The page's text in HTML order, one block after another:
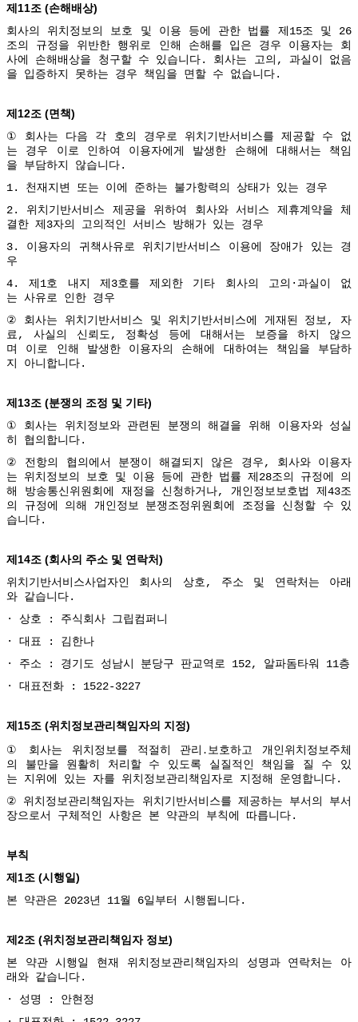
제 11조 (손해배상)
회사의 위치정보의 보호 및 이용 등에 관한 법률 제 15조 및 26
조의 규정을 위반한 행위로 인해 손해를 입은 경우 이용자는
회
사에
손해배상을 청구할 수 있습니다 . 회사는 고의 , 과실이
없음
을
입증하지 못하는 경우 책임을 면할 수 없습니다 .
제 12조 (면책)
① 회사는 다음 각 호의 경우로 위치기반서비스를 제공할 수
없
는
경우 이로 인하여 이용자에게 발생한 손해에 대해서는
책임
을
부담하지 않습니다 .
1. 천재지변 또는 이에 준하는 불가항력의 상태가 있는 경우
2. 위치기반서비스 제공을 위하여 회사와 서비스 제휴계약을
체
결한 제 3자의 고의적인 서비스 방해가 있는 경우
3. 이용자의 귀책사유로 위치기반서비스 이용에 장애가 있는
경
우
4.제 1호 내지 제 3호를 제외한 기타 회사의 고의 · 과실이
없
는 사유로 인한 경우
②
회사는 위치기반서비스 및 위치기반서비스에 게재된 정보 , 자
료 , 사실의 신뢰도 , 정확성 등에 대해서는 보증을 하지
않으
며
이로 인해 발생한 이용자의 손해에 대하여는 책임을
부담하
지
아니합니다 .
제 13조 (분쟁의 조정 및 기타)
① 회사는 위치정보와 관련된 분쟁의 해결을 위해 이용자와
성실
히
협의합니다 .
② 전항의 협의에서 분쟁이 해결되지 않은 경우 , 회사와
이용자
는
위치정보의 보호 및 이용 등에 관한 법률 제 28조의 규정에
의
해
방송통신위원회에 재정을 신청하거나,개인정보보호법 제43조
의
규정에 의해 개인정보 분쟁조정위원회에 조정을 신청할 수
있
습니다 .
제 14조 (회사의 주소 및 연락처 )
위치기반서비스사업자인 회사의 상호 , 주소 및 연락처는
아래
와 같습니다 .
∙ 상호 : 주식회사 그립컴퍼니
∙ 대표 : 김한나
∙ 주소 : 경기도 성남시 분당구 판교역로 152, 알파돔타워 11층
∙ 대표전화 : 1522-3227
제 15조 (위치정보관리책임자의 지정)
① 회사는 위치정보를 적절히 관리 ․ 보호하고
개인위치정보주체
의
불만을 원활히 처리할 수 있도록 실질적인 책임을 질 수
있
는
지위에 있는 자를 위치정보관리책임자로 지정해 운영합니다 .
② 위치정보관리책임자는 위치기반서비스를 제공하는 부서의
부서
장으로서
구체적인 사항은 본 약관의 부칙에 따릅니다 .
부칙
제 1조 (시행일)
본 약관은 2023년 11월 6일부터 시행됩니다 .
제 2조 (위치정보관리책임자 정보)
본 약관 시행일 현재 위치정보관리책임자의 성명과 연락처는
아
래와 같습니다 .
∙ 성명 : 안현정